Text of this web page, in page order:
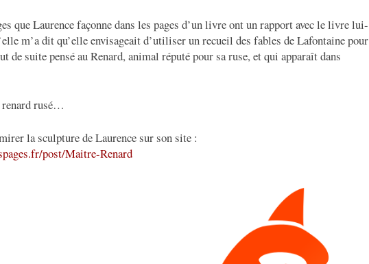
que Laurence façonne dans les pages d’un livre ont un rapport avec le livre lui-
m’a dit qu’elle envisageait d’utiliser un recueil des fables de Lafontaine pour
de suite pensé au Renard, animal réputé pour sa ruse, et qui apparaît dans
renard rusé…
la sculpture de Laurence sur son site :
post/Maitre-Renard